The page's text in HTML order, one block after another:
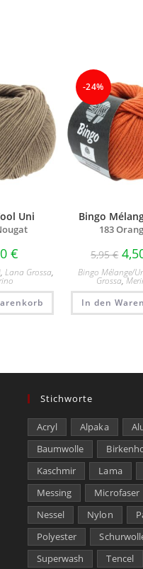
Uni
€
, Lana Grossa,
-24%
Bingo
183
5,95€
Bingo Mélange/​
Grossa,
In den
Stichworte
Acryl Alpaka
Baumwolle
Kaschmir
Lama
Messing
Microfaser
Nessel
Nylon
Polyester
Superwash
Tencel